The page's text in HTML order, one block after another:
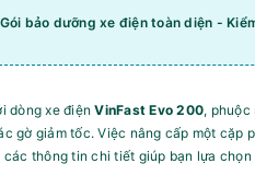
bảo dưỡng xe điện toàn diện -
dòng xe điệnVinFast Evo 200, phuộc
gờ giảm tốc. Việc nâng cấp một cặp
các thông tin chi tiết giúp bạn lựa